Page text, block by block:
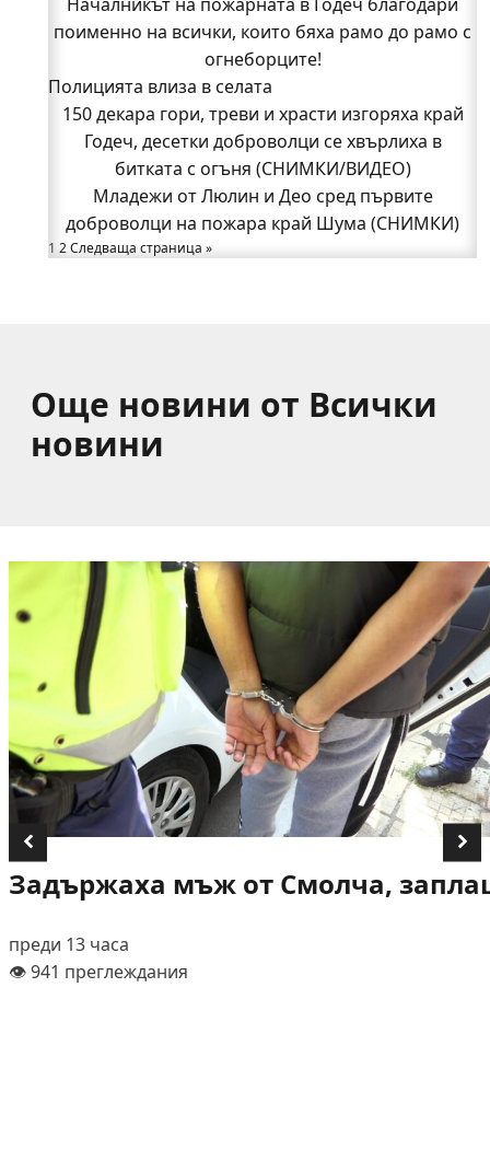
150 декара гори, треви и храсти изгоряха край
Годеч, десетки доброволци се хвърлиха в
битката с огъня (СНИМКИ/ВИДЕО)
Полицията влиза в селата
Възможни са прекъсвания на тока утре в части
от община Годеч
Какво накара Яна и Станимир да изберат Годеч
пред живота в чужбина? (ВИДЕО)
Родов оброк събра поколения под старата круша
поименно на всички, които бяха рамо до рамо с
огнеборците!
Полицията влиза в селата
150 декара гори, треви и храсти изгоряха край
Годеч, десетки доброволци се хвърлиха в
битката с огъня (СНИМКИ/ВИДЕО)
Младежи от Люлин и Део сред първите
доброволци на пожара край Шума (СНИМКИ)
1 2Следваща страница »
Още новини от Всички
новини
Задържаха мъж от Смолча,
преди 13 часа
👁️ 941 преглеждания